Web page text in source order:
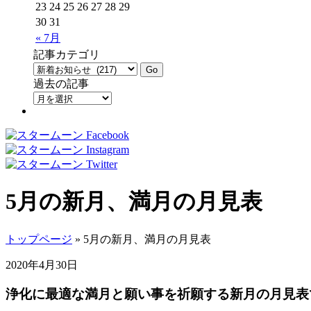
« 7月
23 24 25 26 27 28 29
30 31
記事カテゴリ
過去の記事
5月の新月、満月の月見表
トップページ » 5月の新月、満月の月見表
2020年4月30日
浄化に最適な満月と願い事を祈願する新月の月見